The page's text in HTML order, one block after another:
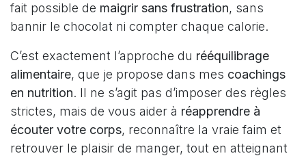
fait possible de maigrir sans frustration, sans
bannir le chocolat ni compter chaque calorie.
C’est exactement l’approche du rééquilibrage
alimentaire, que je propose dans mes coachings
en nutrition. Il ne s’agit pas d’imposer des règles
strictes, mais de vous aider à réapprendre à
écouter votre corps, reconnaître la vraie faim et
retrouver le plaisir de manger, tout en atteignant